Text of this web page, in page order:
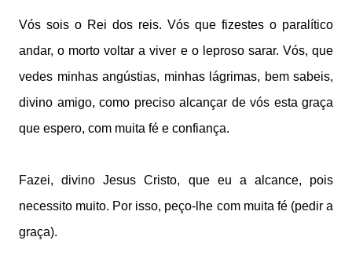
Vós sois o Rei dos reis. Vós que fizestes o paralítico
andar, o morto voltar a viver e o leproso sarar. Vós, que
vedes minhas angústias, minhas lágrimas, bem sabeis,
divino amigo, como preciso alcançar de vós esta graça
que espero, com muita fé e confiança.
Fazei, divino Jesus Cristo, que eu a alcance, pois
necessito muito. Por isso, peço-lhe com muita fé (pedir a
graça).